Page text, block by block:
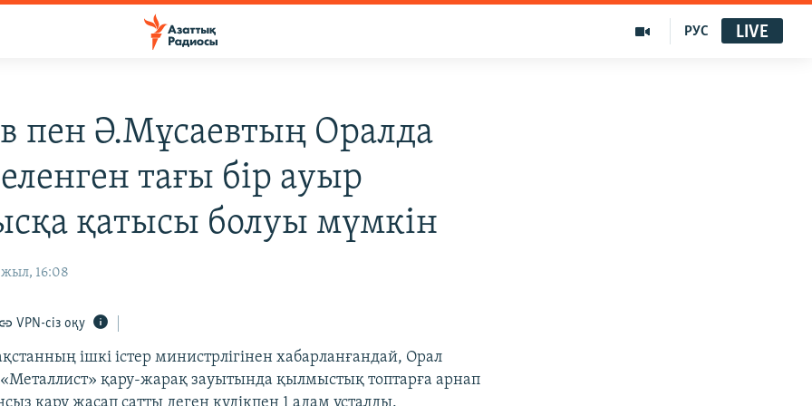
РУС LIVE
пен Ә.Мұсаевтың Оралда
тағы бір ауыр
қатысы болуы мүмкін
16:08
VPN-сіз оқу
ішкі істер министрлігінен хабарланғандай, Орал
қару-жарақ зауытында қылмыстық топтарға арнап